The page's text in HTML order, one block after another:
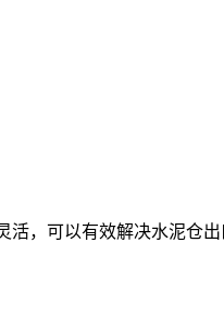
，可以有效解决水泥仓出